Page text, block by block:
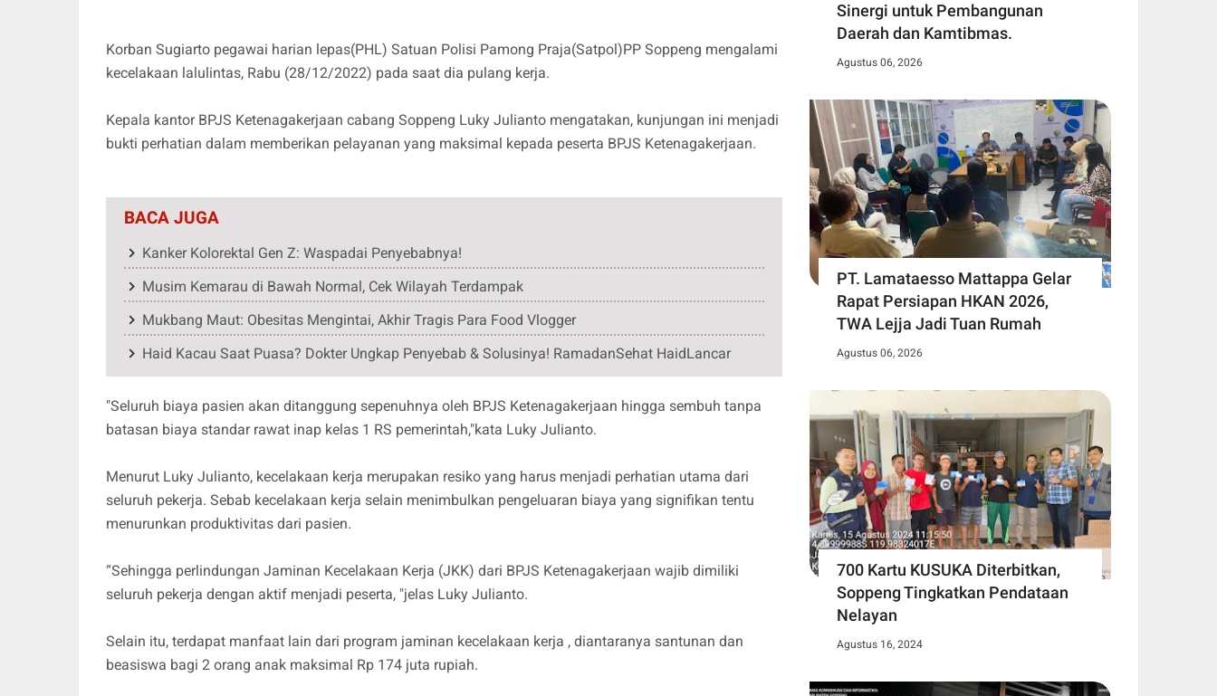
Korban Sugiarto pegawai harian lepas(PHL) Satuan Polisi Pamong Praja(Satpol)PP Soppeng mengalami
kecelakaan lalulintas, Rabu (28/12/2022) pada saat dia pulang kerja.
Kepala kantor BPJS Ketenagakerjaan cabang Soppeng Luky Julianto mengatakan, kunjungan ini menjadi
bukti perhatian dalam memberikan pelayanan yang maksimal kepada peserta BPJS Ketenagakerjaan.
BACA JUGA
Kanker Kolorektal Gen Z: Waspadai Penyebabnya!
Musim Kemarau di Bawah Normal, Cek Wilayah Terdampak
Mukbang Maut: Obesitas Mengintai, Akhir Tragis Para Food Vlogger
Haid Kacau Saat Puasa? Dokter Ungkap Penyebab & Solusinya! RamadanSehat HaidLancar
"Seluruh biaya pasien akan ditanggung sepenuhnya oleh BPJS Ketenagakerjaan hingga sembuh tanpa
batasan biaya standar rawat inap kelas 1 RS pemerintah,"kata Luky Julianto.
Menurut Luky Julianto, kecelakaan kerja merupakan resiko yang harus menjadi perhatian utama dari
seluruh pekerja. Sebab kecelakaan kerja selain menimbulkan pengeluaran biaya yang signifikan tentu
menurunkan produktivitas dari pasien.
“Sehingga perlindungan Jaminan Kecelakaan Kerja (JKK) dari BPJS Ketenagakerjaan wajib dimiliki
seluruh pekerja dengan aktif menjadi peserta, "jelas Luky Julianto.
Selain itu, terdapat manfaat lain dari program jaminan kecelakaan kerja , diantaranya santunan dan
beasiswa bagi 2 orang anak maksimal Rp 174 juta rupiah.
Sinergi untuk Pembangunan
Daerah dan Kamtibmas.
Agustus 06, 2026
PT. Lamataesso Mattappa Gelar
Rapat Persiapan HKAN 2026,
TWA Lejja Jadi Tuan Rumah
Agustus 06, 2026
700 Kartu KUSUKA Diterbitkan,
Soppeng Tingkatkan Pendataan
Nelayan
Agustus 16, 2024